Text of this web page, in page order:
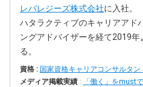
レバレジーズ株式会社に入社。
ハタラクティブのキャリアアド
ングアドバイザーを経て2019
る。
資格 : 国家資格キャリアコンサルタン
メディア掲載実績 :
「働く」をmust